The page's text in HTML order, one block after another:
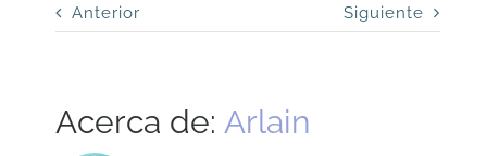
Anterior Siguiente
Acerca de:Arlain